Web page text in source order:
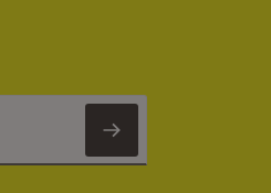
Newsletter